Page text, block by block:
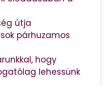
útja
párhuzamos
hogy
lehessünk